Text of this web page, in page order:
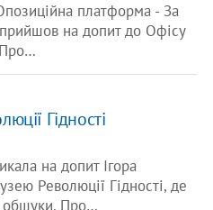
платформа - За
на допит до Офісу
Гідності
на допит Ігора
Революції Гідності, де
обшуки. Про…